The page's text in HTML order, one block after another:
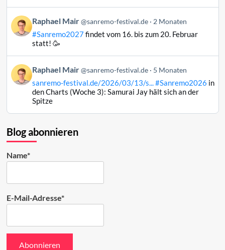
ansehen
Beitrag
von
Raphael
Bluesky
ansehen
Raphael Mair @sanremo-festival.de 2 Monaten
#Sanremo2027findet vom 16. bis zum 20. Februar
statt! 🥳
Beitrag
von
Raphael
ansehen
Raphael Mair @sanremo-festival.de 5 Monaten
sanremo-festival.de/2026/03/13/s...#Sanremo2026 in
den Charts (Woche 3): Samurai Jay hält sich an der
Spitze
Blog abonnieren
Name*
E-Mail-Adresse*